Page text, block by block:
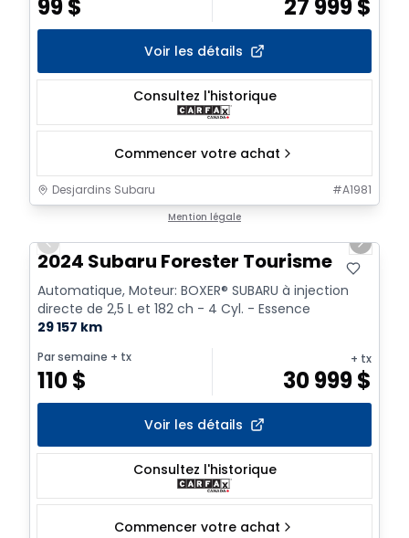
99$ 27 999$
Voir les détails
Consultez l'historique
Commencer votre achat
Desjardins Subaru #A1981
Mention légale
Previous slide
Next
2024 Subaru Forester Tourisme
Automatique, Moteur: BOXER® SUBARU à injection
directe de 2,5 L et 182 ch - 4 Cyl. - Essence
29 157 km
Par semaine + tx
110$
+ tx
30 999$
Voir les détails
Consultez l'historique
Commencer votre achat